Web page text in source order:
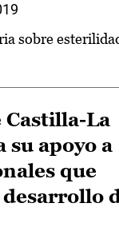
sobre
Castilla-La
su apoyo a
que